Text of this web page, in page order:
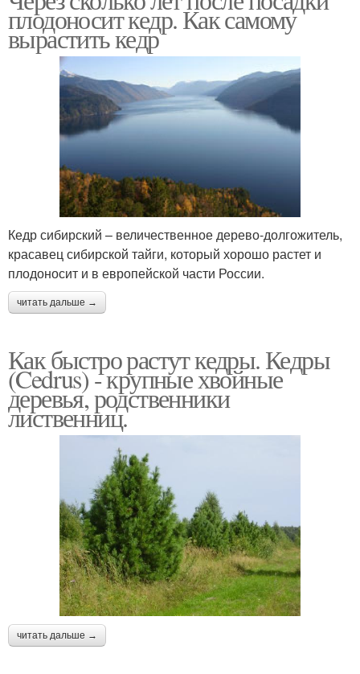
плодоносит кедр. Как самому
вырастить кедр
Кедр сибирский – величественное дерево-долгожитель,
красавец сибирской тайги, который хорошо растет и
плодоносит и в европейской части России.
читать дальше →
Как быстро растут кедры. Кедры
(Cedrus) - крупные хвойные
деревья, родственники
лиственниц.
читать дальше →